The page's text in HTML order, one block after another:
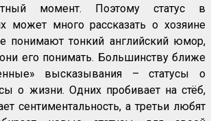
момент. Поэтому статус в
может много рассказать о хозяине
понимают тонкий английский юмор,
его понимать. Большинству ближе
высказывания – статусы о
о жизни. Одних пробивает на стёб,
сентиментальность, а третьи любят